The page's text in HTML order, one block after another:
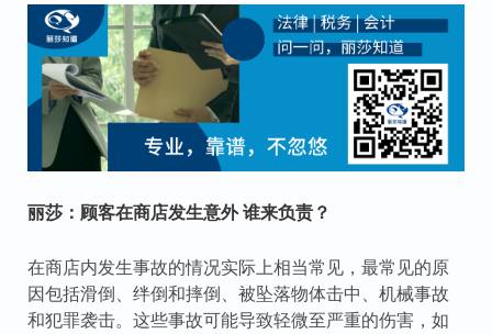
丽莎：顾客在商店发生意外 谁来负责？
在商店内发生事故的情况实际上相当常见，最常见的原
因包括滑倒、绊倒和摔倒、被坠落物体击中、机械事故
和犯罪袭击。这些事故可能导致轻微至严重的伤害，如